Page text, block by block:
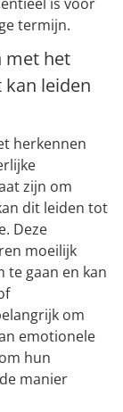
termijn.
met het
leiden
herkennen
zijn om
dit leiden tot
Deze
moeilijk
te gaan en kan
om
emotionele
hun
manier